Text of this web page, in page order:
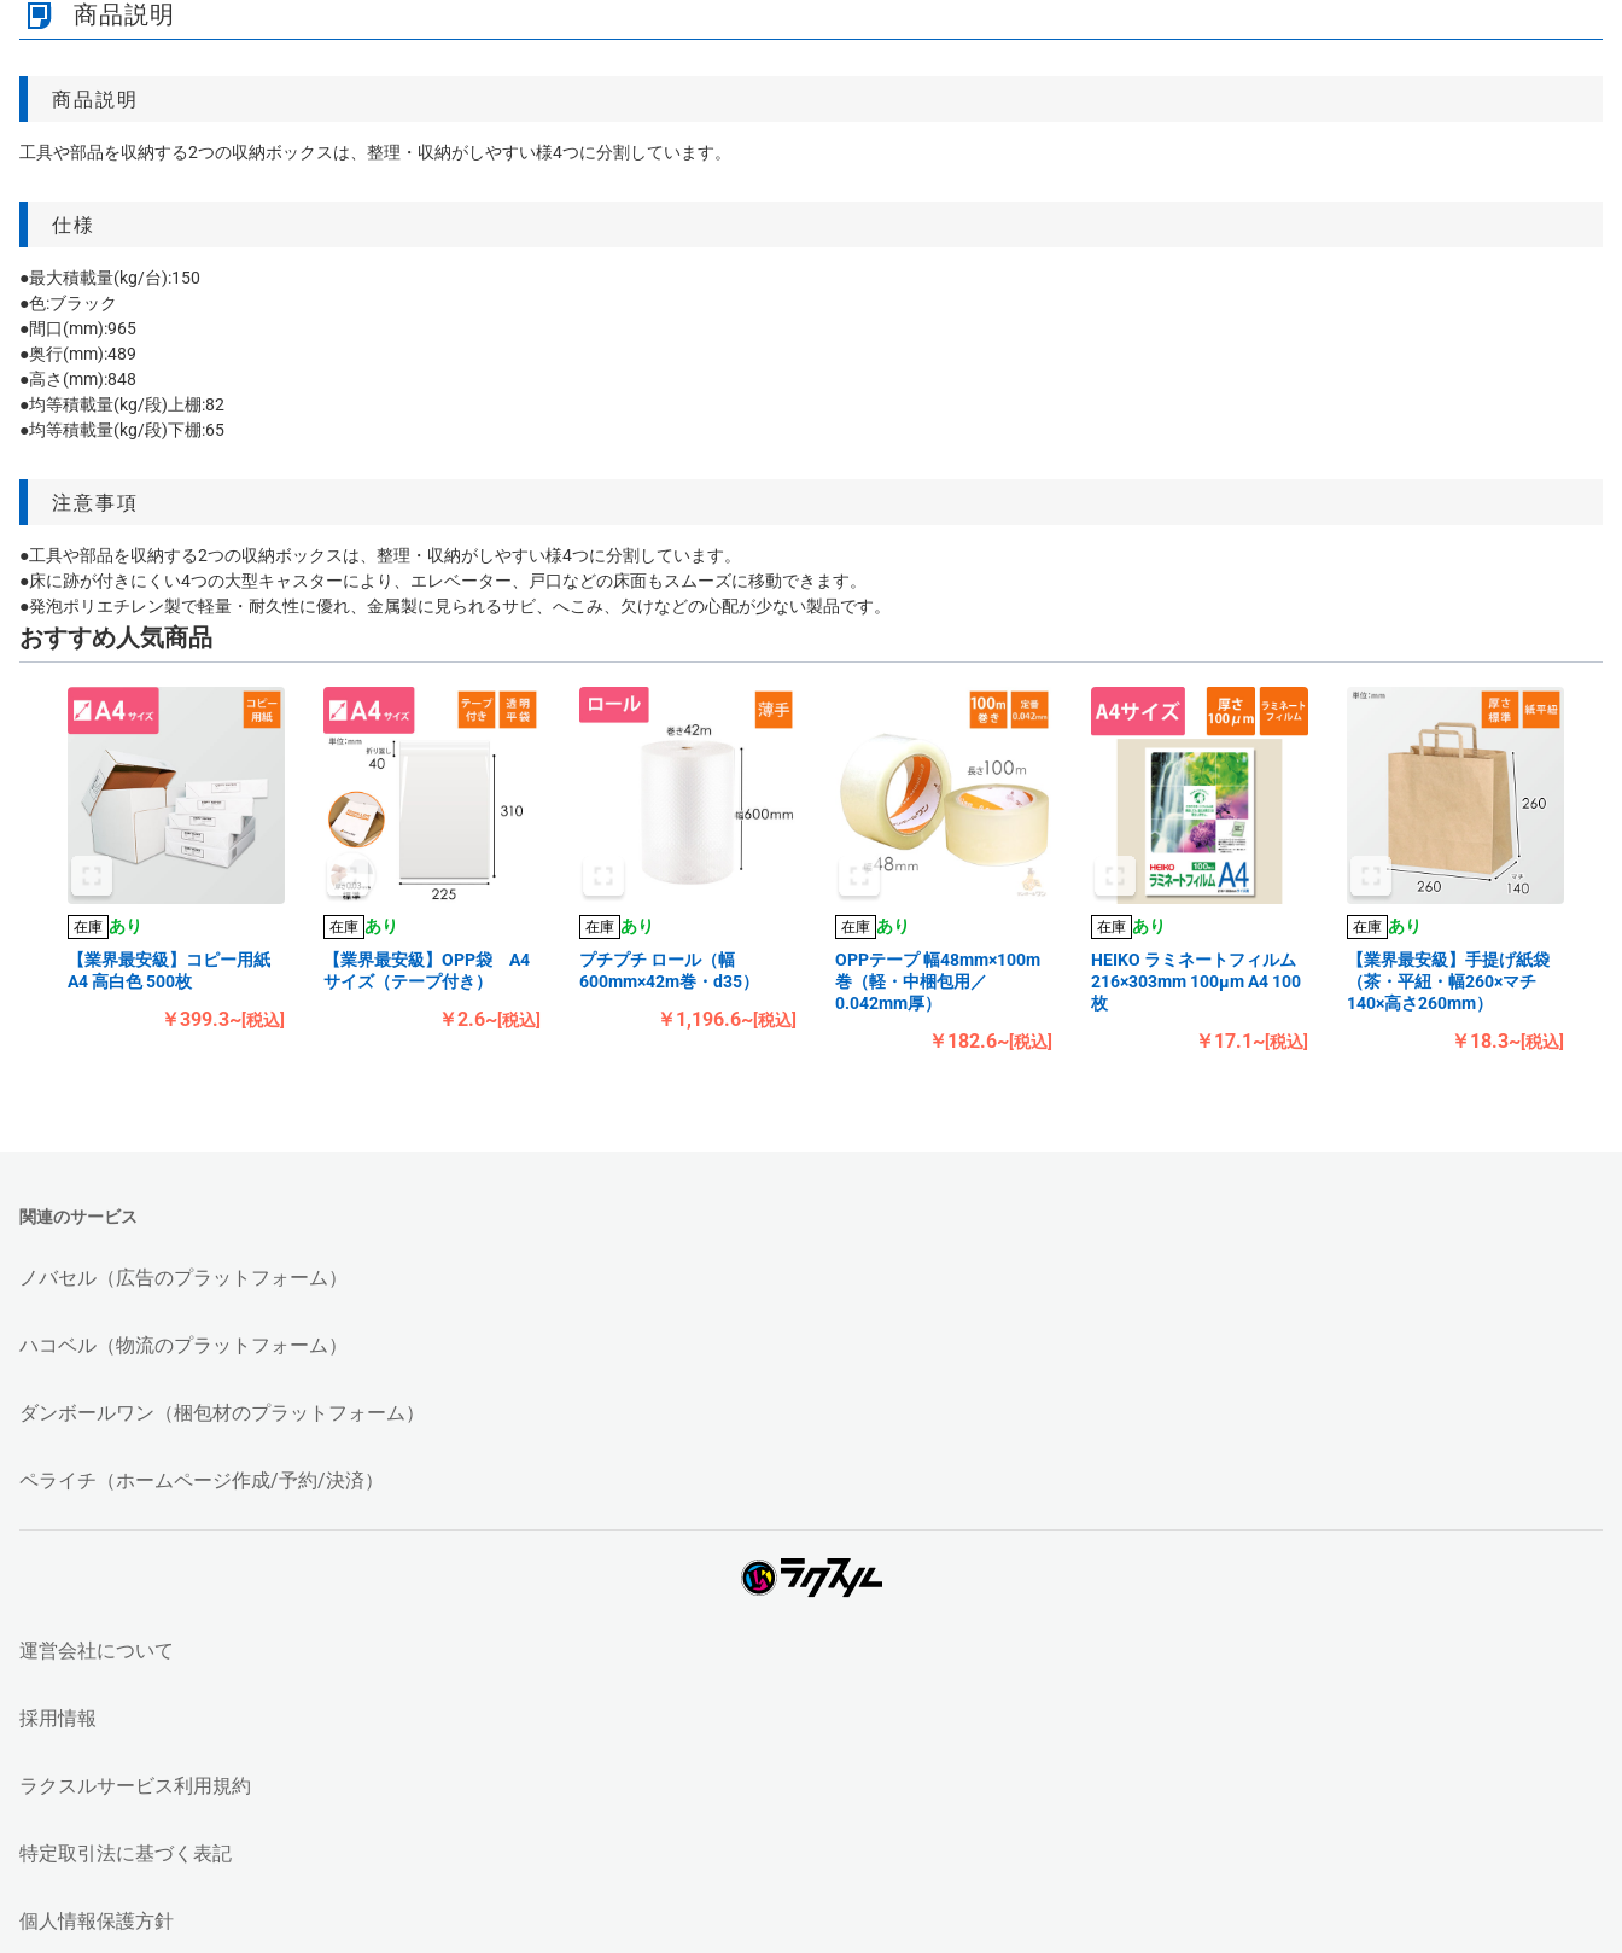
商品説明
商品説明
工具や部品を収納する2つの収納ボックスは、整理・収納がしやすい様4つに分割しています。
仕様
●最大積載量(kg/台):150
●色:ブラック
●間口(mm):965
●奥行(mm):489
●高さ(mm):848
●均等積載量(kg/段)上棚:82
●均等積載量(kg/段)下棚:65
注意事項
●工具や部品を収納する2つの収納ボックスは、整理・収納がしやすい様4つに分割しています。
●床に跡が付きにくい4つの大型キャスターにより、エレベーター、戸口などの床面もスムーズに移動できます。
●発泡ポリエチレン製で軽量・耐久性に優れ、金属製に見られるサビ、へこみ、欠けなどの心配が少ない製品です。
おすすめ人気商品
在庫 あり
【業界最安級】コピー用紙
A4 高白色 500枚
￥399.3~[税込]
在庫 あり
【業界最安級】OPP袋 A4
サイズ（テープ付き）
￥2.6~[税込]
在庫 あり
プチプチ ロール（幅
600mm×42m巻・d35）
￥1,196.6~[税込]
在庫 あり
OPPテープ 幅48mm×100m
巻（軽・中梱包用／
0.042mm厚）
￥182.6~[税込]
在庫 あり
HEIKO ラミネートフィルム
216×303mm 100μm A4 100
枚
￥17.1~[税込]
在庫 あり
【業界最安級】手提げ紙袋
（茶・平紐・幅260×マチ
140×高さ260mm）
￥18.3~[税込]
関連のサービス
ノバセル（広告のプラットフォーム）
ハコベル（物流のプラットフォーム）
ダンボールワン（梱包材のプラットフォーム）
ペライチ（ホームページ作成/予約/決済）
運営会社について
採用情報
ラクスルサービス利用規約
特定取引法に基づく表記
個人情報保護方針